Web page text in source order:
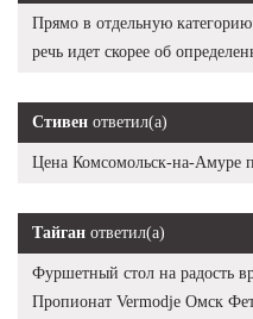
Прямо в отдельную
речь идет скорее об
Стивен ответил(а)
Цена Комсомольск-на-Амуре
Тайган ответил(а)
Фуршетный стол на радость
Пропионат Vermodje Омск